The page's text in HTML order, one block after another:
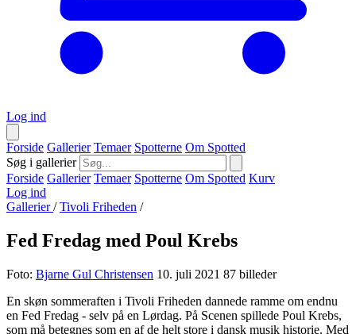
Log ind
Forside Gallerier Temaer Spotterne Om Spotted
Søg i gallerier
Forside Gallerier Temaer Spotterne Om Spotted Kurv
Log ind
Gallerier/ Tivoli Friheden /
Fed Fredag med Poul Krebs
Foto: Bjarne Gul Christensen 10. juli 2021 87 billeder
En skøn sommeraften i Tivoli Friheden dannede ramme om endnu
en Fed Fredag - selv på en Lørdag. På Scenen spillede Poul Krebs,
som må betegnes som en af de helt store i dansk musik historie. Med